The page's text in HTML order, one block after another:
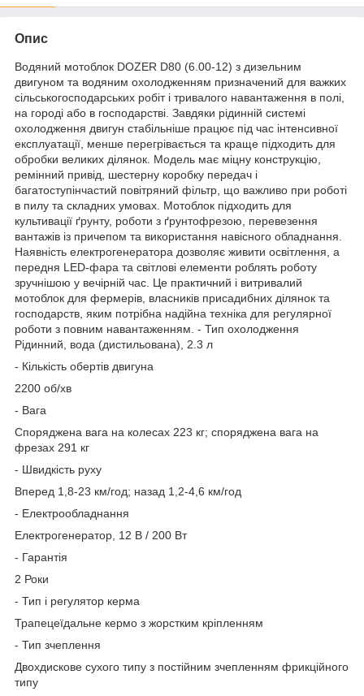
Опис
Водяний мотоблок DOZER D80 (6.00-12) з дизельним
двигуном та водяним охолодженням призначений для важких
сільськогосподарських робіт і тривалого навантаження в полі,
на городі або в господарстві. Завдяки рідинній системі
охолодження двигун стабільніше працює під час інтенсивної
експлуатації, менше перегрівається та краще підходить для
обробки великих ділянок. Модель має міцну конструкцію,
ремінний привід, шестерну коробку передач і
багатоступінчастий повітряний фільтр, що важливо при роботі
в пилу та складних умовах. Мотоблок підходить для
культивації ґрунту, роботи з ґрунтофрезою, перевезення
вантажів із причепом та використання навісного обладнання.
Наявність електрогенератора дозволяє живити освітлення, а
передня LED-фара та світлові елементи роблять роботу
зручнішою у вечірній час. Це практичний і витривалий
мотоблок для фермерів, власників присадибних ділянок та
господарств, яким потрібна надійна техніка для регулярної
роботи з повним навантаженням. - Тип охолодження
Рідинний, вода (дистильована), 2.3 л
- Кількість обертів двигуна
2200 об/хв
- Вага
Споряджена вага на колесах 223 кг; споряджена вага на
фрезах 291 кг
- Швидкість руху
Вперед 1,8-23 км/год; назад 1,2-4,6 км/год
- Електрообладнання
Електрогенератор, 12 В / 200 Вт
- Гарантія
2 Роки
- Тип і регулятор керма
Трапецеїдальне кермо з жорстким кріпленням
- Тип зчеплення
Двохдискове сухого типу з постійним зчепленням фрикційного
типу